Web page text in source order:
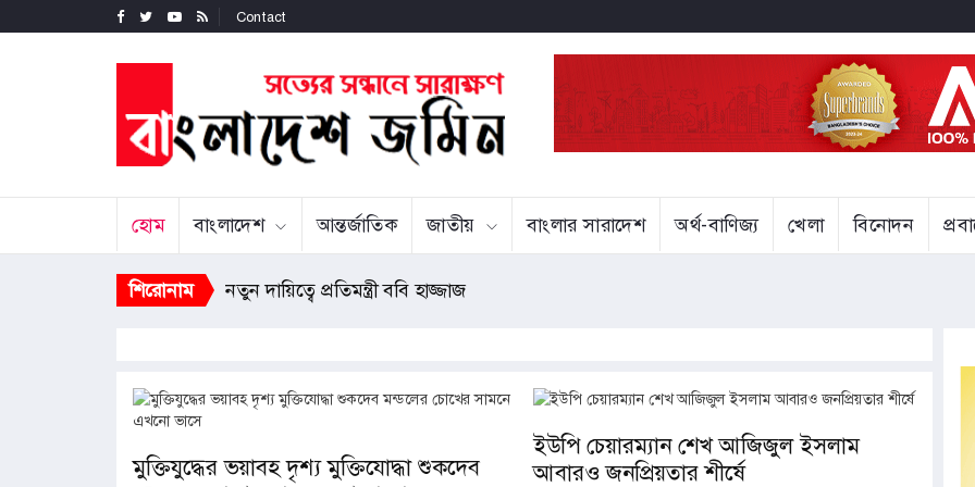
Contact
হোম বাংলাদেশ আন্তর্জাতিক জাতীয় বাংলার সারাদেশ অর্থ-বাণিজ্য খেলা বিনোদন
শিরোনাম নতুন দায়িত্বে প্রতিমন্ত্রী ববি হাজ্জাজ
মুক্তিযুদ্ধের ভয়াবহ দৃশ্য মুক্তিযোদ্ধা শুকদেব
ইউপি চেয়ারম্যান শেখ আজিজুল ইসলাম
আবারও জনপ্রিয়তার শীর্ষে